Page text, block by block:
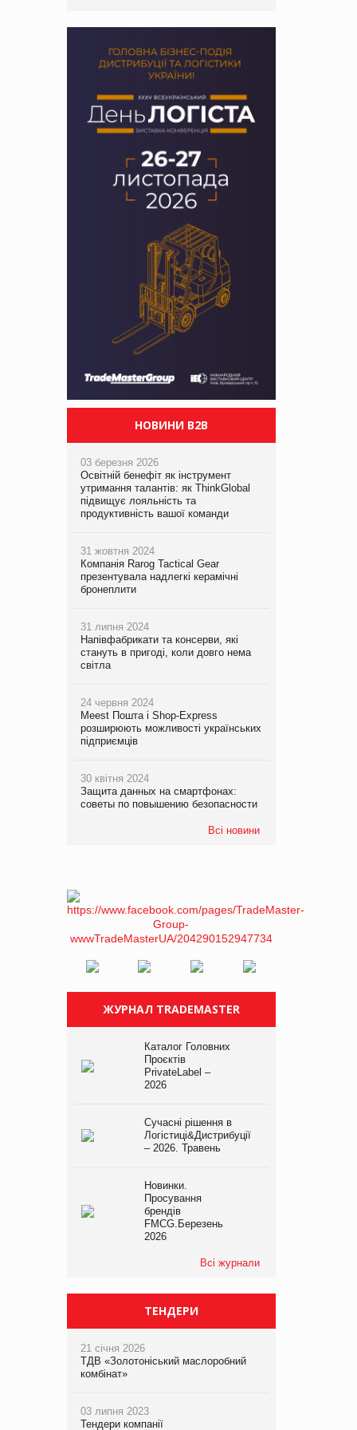
НОВИНИ B2B
03 березня 2026
Освітній бенефіт як інструмент
утримання талантів: як ThinkGlobal
підвищує лояльність та
продуктивність вашої команди
31 жовтня 2024
Компанія Rarog Tactical Gear
презентувала надлегкі керамічні
бронеплити
31 липня 2024
Напівфабрикати та консерви, які
стануть в пригоді, коли довго нема
світла
24 червня 2024
Meest Пошта і Shop-Express
розширюють можливості українських
підприємців
30 квітня 2024
Защита данных на смартфонах:
советы по повышению безопасности
Всі новини
ЖУРНАЛ TRADEMASTER
Каталог Головних
Проєктів
PrivateLabel –
2026
Сучасні рішення в
Логістиці&Дистрибуції
– 2026. Травень
Новинки.
Просування
брендів
FMCG.Березень
2026
Всі журнали
ТЕНДЕРИ
21 січня 2026
ТДВ «Золотоніський маслоробний
комбінат»
03 липня 2023
Тендери компанії